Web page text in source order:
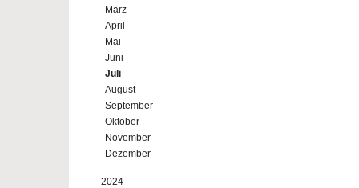
März
April
Mai
Juni
Juli
August
September
Oktober
November
Dezember
2024